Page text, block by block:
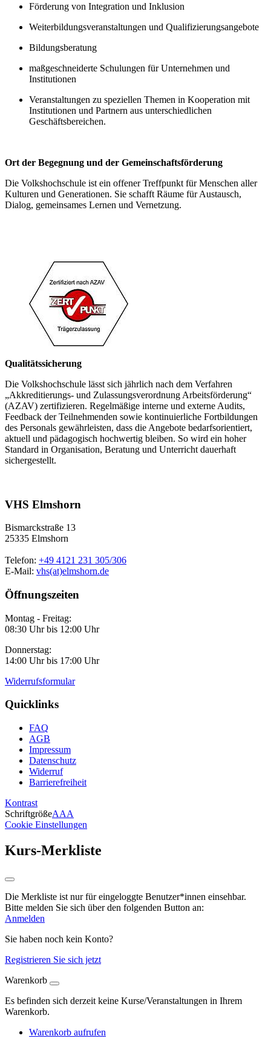
Förderung von Integration und Inklusion
Weiterbildungsveranstaltungen und Qualifizierungsangebote
Bildungsberatung
maßgeschneiderte Schulungen für Unternehmen und
Institutionen
Veranstaltungen zu speziellen Themen in Kooperation mit
Institutionen und Partnern aus unterschiedlichen
Geschäftsbereichen.
Ort der Begegnung und der Gemeinschaftsförderung
Die Volkshochschule ist ein offener Treffpunkt für Menschen aller
Kulturen und Generationen. Sie schafft Räume für Austausch,
Dialog, gemeinsames Lernen und Vernetzung.
Qualitätssicherung
Die Volkshochschule lässt sich jährlich nach dem Verfahren
„Akkreditierungs- und Zulassungsverordnung Arbeitsförderung“
(AZAV) zertifizieren. Regelmäßige interne und externe Audits,
Feedback der Teilnehmenden sowie kontinuierliche Fortbildungen
des Personals gewährleisten, dass die Angebote bedarfsorientiert,
aktuell und pädagogisch hochwertig bleiben. So wird ein hoher
Standard in Organisation, Beratung und Unterricht dauerhaft
sichergestellt.
VHS Elmshorn
Bismarckstraße 13
25335 Elmshorn
Telefon: +49 4121 231 305/306
E-Mail: vhs(at)elmshorn.de
Öffnungszeiten
Montag - Freitag:
08:30 Uhr bis 12:00 Uhr
Donnerstag:
14:00 Uhr bis 17:00 Uhr
Widerrufsformular
Quicklinks
FAQ
AGB
Impressum
Datenschutz
Widerruf
Barrierefreiheit
Kontrast
SchriftgrößeAAA
Cookie Einstellungen
Kurs-Merkliste
Die Merkliste ist nur für eingeloggte Benutzer*innen einsehbar.
Bitte melden Sie sich über den folgenden Button an:
Anmelden
Sie haben noch kein Konto?
Registrieren Sie sich jetzt
Warenkorb
Es befinden sich derzeit keine Kurse/Veranstaltungen in Ihrem
Warenkorb.
Warenkorb aufrufen